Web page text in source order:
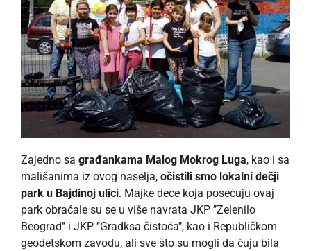
Zajedno sa građankama Malog Mokrog Luga, kao i sa
mališanima iz ovog naselja, očistili smo lokalni dečji
park u Bajdinoj ulici. Majke dece koja posećuju ovaj
park obraćale su se u više navrata JKP ’’Zelenilo
Beograd’’ i JKP ’’Gradksa čistoća’’, kao i Republičkom
geodetskom zavodu, ali sve što su mogli da čuju bila